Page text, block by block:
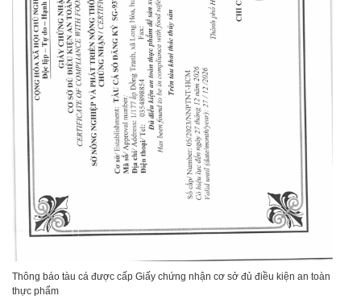
Thông báo tàu cá được cấp Giấy chứng nhận cơ sở đủ điều kiện an toàn
thực phẩm